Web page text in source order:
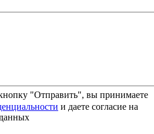
"Отправить", вы принимаете
и даете согласие на